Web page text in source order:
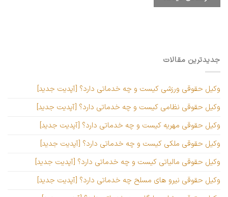
جدیدترین مقالات
وکیل حقوقی ورزشی کیست و چه خدماتی دارد؟ [آپدیت جدید]
وکیل حقوقی نظامی کیست و چه خدماتی دارد؟ [آپدیت جدید]
وکیل حقوقی مهریه کیست و چه خدماتی دارد؟ [آپدیت جدید]
وکیل حقوقی ملکی کیست و چه خدماتی دارد؟ [آپدیت جدید]
وکیل حقوقی مالیاتی کیست و چه خدماتی دارد؟ [آپدیت جدید]
وکیل حقوقی نیرو های مسلح چه خدماتی دارد؟ [آپدیت جدید]